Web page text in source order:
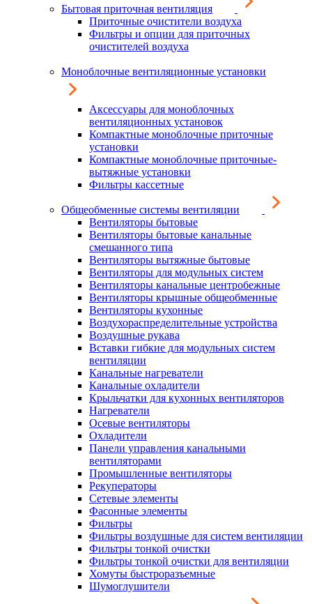
Бытовая приточная вентиляция
Приточные очистители воздуха
Фильтры и опции для приточных
очистителей воздуха
Моноблочные вентиляционные установки
Аксессуары для моноблочных
вентиляционных установок
Компактные моноблочные приточные
установки
Компактные моноблочные приточные-
вытяжные установки
Фильтры кассетные
Общеобменные системы вентиляции
Вентиляторы бытовые
Вентиляторы бытовые канальные
смешанного типа
Вентиляторы вытяжные бытовые
Вентиляторы для модульных систем
Вентиляторы канальные центробежные
Вентиляторы крышные общеобменные
Вентиляторы кухонные
Воздухораспределительные устройства
Воздушные рукава
Вставки гибкие для модульных систем
вентиляции
Канальные нагреватели
Канальные охладители
Крыльчатки для кухонных вентиляторов
Нагреватели
Осевые вентиляторы
Охладители
Панели управления канальными
вентиляторами
Промышленные вентиляторы
Рекуператоры
Сетевые элементы
Фасонные элементы
Фильтры
Фильтры воздушные для систем вентиляции
Фильтры тонкой очистки
Фильтры тонкой очистки для вентиляции
Хомуты быстроразъемные
Шумоглушители